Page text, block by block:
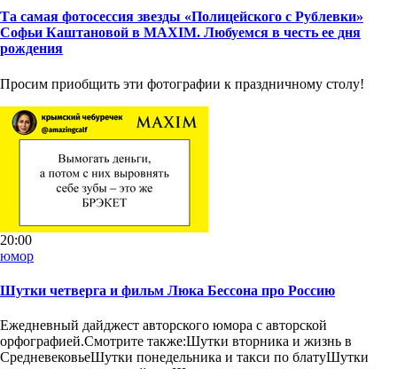
Та самая фотосессия звезды «Полицейского с Рублевки»
Софьи Каштановой в MAXIM. Любуемся в честь ее дня
рождения
Просим приобщить эти фотографии к праздничному столу!
20:00
юмор
Шутки четверга и фильм Люка Бессона про Россию
Ежедневный дайджест авторского юмора с авторской
орфографией.Смотрите также:Шутки вторника и жизнь в
СредневековьеШутки понедельника и такси по блатуШутки